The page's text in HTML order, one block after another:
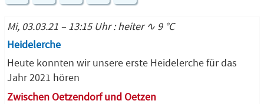
Mi, 03.03.21 – 13:15 Uhr : heiter ∿ 9 °C
Heidelerche
Heute konnten wir unsere erste Heidelerche für das
Jahr 2021 hören
Zwischen Oetzendorf und Oetzen